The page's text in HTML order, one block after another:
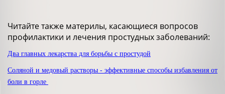
Читайте также материлы, касающиеся вопросов
профилактики и лечения простудных заболеваний:
Два главных лекарства для борьбы с простудой
Соляной и медовый растворы - эффективные способы избавления от
боли в горле